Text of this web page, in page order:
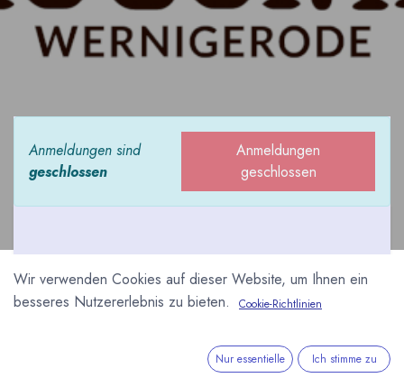
Anmeldungen sind
geschlossen
Anmeldungen
geschlossen
Zum 11. Mal findet
Wir verwenden Cookies auf dieser Website, um Ihnen ein
besseres Nutzererlebnis zu bieten.
Cookie-Richtlinien
Nur essentielle Ich stimme zu